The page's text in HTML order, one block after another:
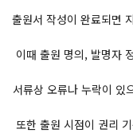
출원서 작성이 완료되면
이때 출원 명의, 발명자
서류상 오류나 누락이 있
또한 출원 시점이 권리